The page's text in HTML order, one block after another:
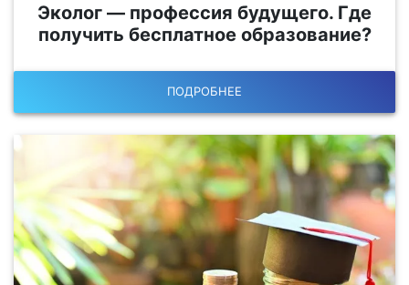
Эколог — профессия будущего. Где
получить бесплатное образование?
ПОДРОБНЕЕ